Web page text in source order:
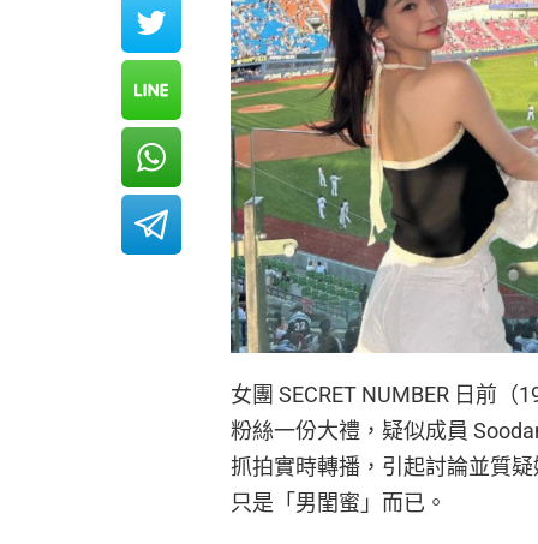
女團 SECRET NUMBER 日前
粉絲一份大禮，疑似成員
抓拍實時轉播，引起討論並質
只是「男閨蜜」而已。